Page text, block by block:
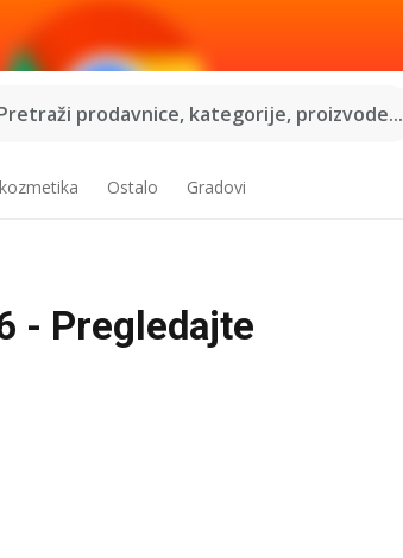
prodavnice, kategorije, proizvode...
Ostalo Gradovi
- Pregledajte